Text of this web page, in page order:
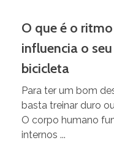
O que é o
influencia o
bicicleta
Para ter um bom
basta treinar duro
O corpo humano
internos ...